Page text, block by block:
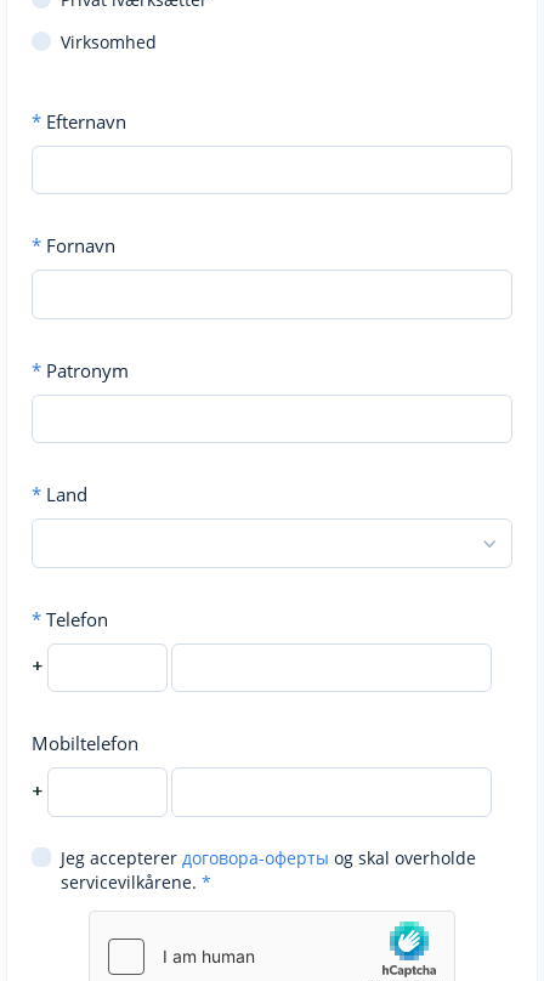
Virksomhed
* Efternavn
* Fornavn
* Patronym
* Land
* Telefon
+
Mobiltelefon
+
Jeg accepterer договора-оферты og skal overholde
servicevilkårene. *